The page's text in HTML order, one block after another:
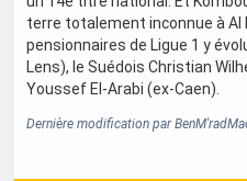
terre totalement inconnue à Al
pensionnaires de Ligue 1 y
Lens), le Suédois Christian
Youssef El-Arabi (ex-Caen).
Dernière modification par